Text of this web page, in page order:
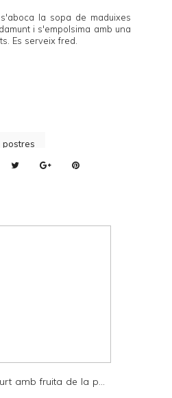
la sopa de maduixes
i s'empolsima amb una
Es serveix fred.
postres
amb fruita de la p...